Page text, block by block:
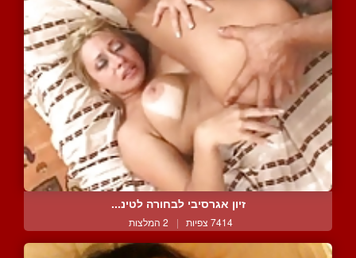
זיון אגרסיבי לבחורה לטינ...
7414 צפיות | 2 המלצות